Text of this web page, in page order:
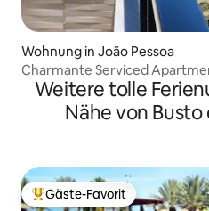
Wohnung in João Pessoa
Charmante Serviced
Schritte vom Strand entfernt
Weitere tolle
Nähe von
Beliebter Gäste-Favorit.
Gäste-Favorit